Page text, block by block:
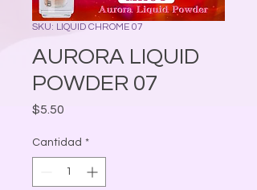
SKU: LIQUID CHROME 07
AURORA LIQUID
POWDER 07
$5.50
Cantidad *